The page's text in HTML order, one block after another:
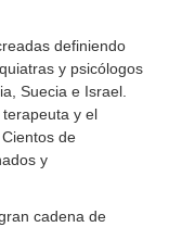
definiendo
y psicólogos
Suecia e Israel.
y el
de
y
cadena de